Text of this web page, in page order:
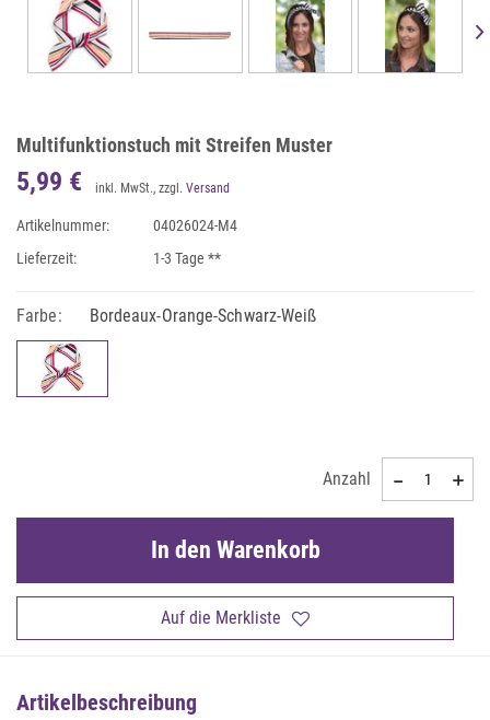
Multifunktionstuch mit Streifen Muster
5,99 € inkl. MwSt., zzgl. Versand
Artikelnummer:
04026024-M4
Lieferzeit:
1-3 Tage **
Farbe: Bordeaux-Orange-Schwarz-Weiß
Anzahl
Auf die Merkliste
In den Warenkorb
Artikelbeschreibung